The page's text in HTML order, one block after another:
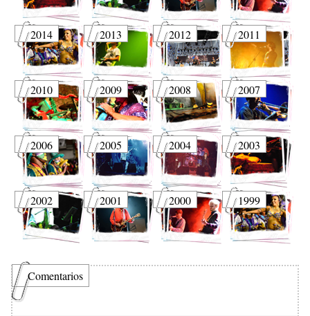
2014 2013 2012 2011
2010 2009 2008 2007
2006 2005 2004 2003
2002 2001 2000 1999
Comentarios